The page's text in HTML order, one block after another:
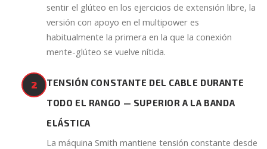
sentir el glúteo en los ejercicios de extensión libre, la
versión con apoyo en el multipower es
habitualmente la primera en la que la conexión
mente-glúteo se vuelve nítida.
2
TENSIÓN CONSTANTE DEL CABLE DURANTE
TODO EL RANGO — SUPERIOR A LA BANDA
ELÁSTICA
La máquina Smith mantiene tensión constante desde